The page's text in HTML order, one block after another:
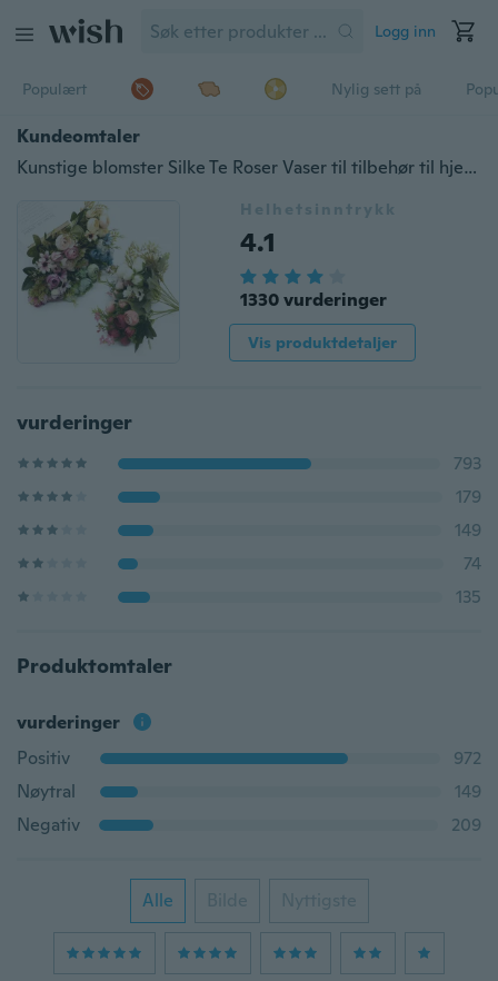
Logg inn
Populært Nylig sett på
Kundeomtaler
Kunstige blomster Silke Te Roser Vaser til tilbehør til hjemmedekorasjon Falske tusenfryd plastblomst Bryllupsdekorasjon
Helhetsinntrykk
4.1
1330 vurderinger
Vis produktdetaljer
vurderinger
793
179
149
74
135
Produktomtaler
vurderinger
Positiv
972
Nøytral
149
Negativ
209
Alle Bilde Nyttigste